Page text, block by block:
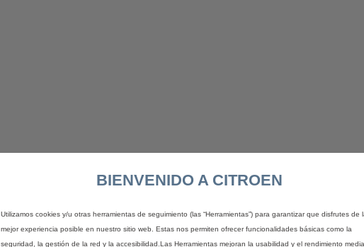
BIENVENIDO A CITROEN
Utilizamos cookies y/u otras herramientas de seguimiento (las “Herramientas”) para garantizar que disfrutes de
mejor experiencia posible en nuestro sitio web. Estas nos permiten ofrecer funcionalidades básicas como la
seguridad, la gestión de la red y la accesibilidad.Las Herramientas mejoran la usabilidad y el rendimiento